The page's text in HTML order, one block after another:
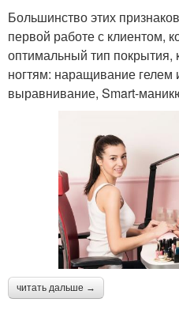
Большинство этих
первой работе с клиентом,
оптимальный тип покрытия,
ногтям: наращивание гелем
выравнивание, Smart-
читать дальше →